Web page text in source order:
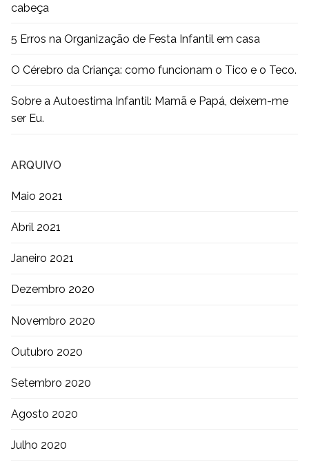
cabeça
5 Erros na Organização de Festa Infantil em casa
O Cérebro da Criança: como funcionam o Tico e o Teco.
Sobre a Autoestima Infantil: Mamã e Papá, deixem-me
ser Eu.
ARQUIVO
Maio 2021
Abril 2021
Janeiro 2021
Dezembro 2020
Novembro 2020
Outubro 2020
Setembro 2020
Agosto 2020
Julho 2020